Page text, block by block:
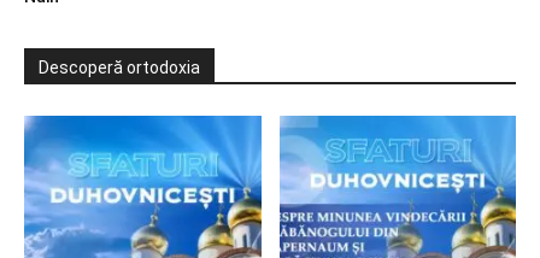
Descoperă ortodoxia